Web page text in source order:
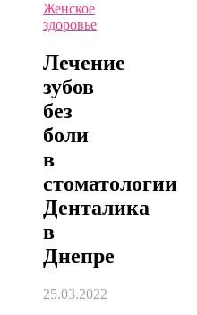
Женское
здоровье
Лечение
зубов
без
боли
в
стоматологии
Денталика
в
Днепре
25.03.2022